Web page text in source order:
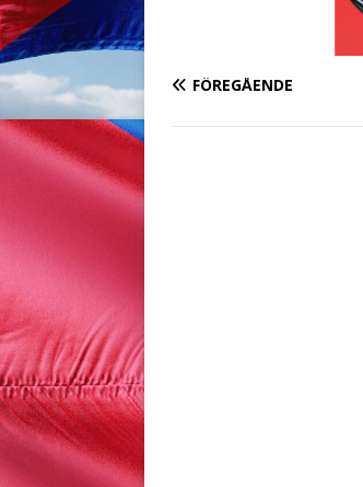
FÖREGÅENDE